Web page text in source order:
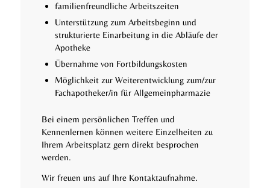
familienfreundliche Arbeitszeiten
Unterstützung zum Arbeitsbeginn und
strukturierte Einarbeitung in die Abläufe der
Apotheke
Übernahme von Fortbildungskosten
Möglichkeit zur Weiterentwicklung zum/zur
Fachapotheker/in für Allgemeinpharmazie
Bei einem persönlichen Treffen und
Kennenlernen können weitere Einzelheiten zu
Ihrem Arbeitsplatz gern direkt besprochen
werden.
Wir freuen uns auf Ihre Kontaktaufnahme.